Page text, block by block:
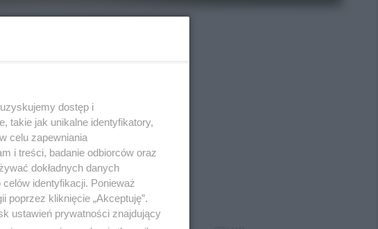
dostęp i
takie jak unikalne identyfikatory,
celu zapewniania
i treści, badanie odbiorców oraz
dokładnych danych
identyfikacji. Ponieważ
poprzez kliknięcie „Akceptuję”.
ustawień prywatności znajdujący